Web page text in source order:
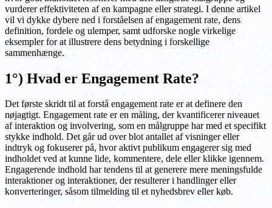
vurderer effektiviteten af en kampagne eller strategi. I denne artikel
vil vi dykke dybere ned i forståelsen af engagement rate, dens
definition, fordele og ulemper, samt udforske nogle virkelige
eksempler for at illustrere dens betydning i forskellige
sammenhænge.
1°) Hvad er Engagement Rate?
Det første skridt til at forstå engagement rate er at definere den
nøjagtigt. Engagement rate er en måling, der kvantificerer niveauet
af interaktion og involvering, som en målgruppe har med et specifikt
stykke indhold. Det går ud over blot antallet af visninger eller
indtryk og fokuserer på, hvor aktivt publikum engagerer sig med
indholdet ved at kunne lide, kommentere, dele eller klikke igennem.
Engagerende indhold har tendens til at generere mere meningsfulde
interaktioner og interaktioner, der resulterer i handlinger eller
konverteringer, såsom tilmelding til et nyhedsbrev eller køb.